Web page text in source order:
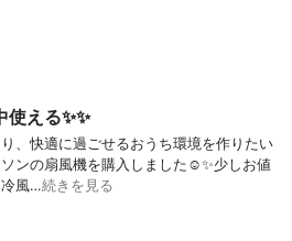
える✨✨
、快適に過ごせるおうち環境を作りたい
ンの扇風機を購入しました☺️✨少しお値
冷風…続きを見る